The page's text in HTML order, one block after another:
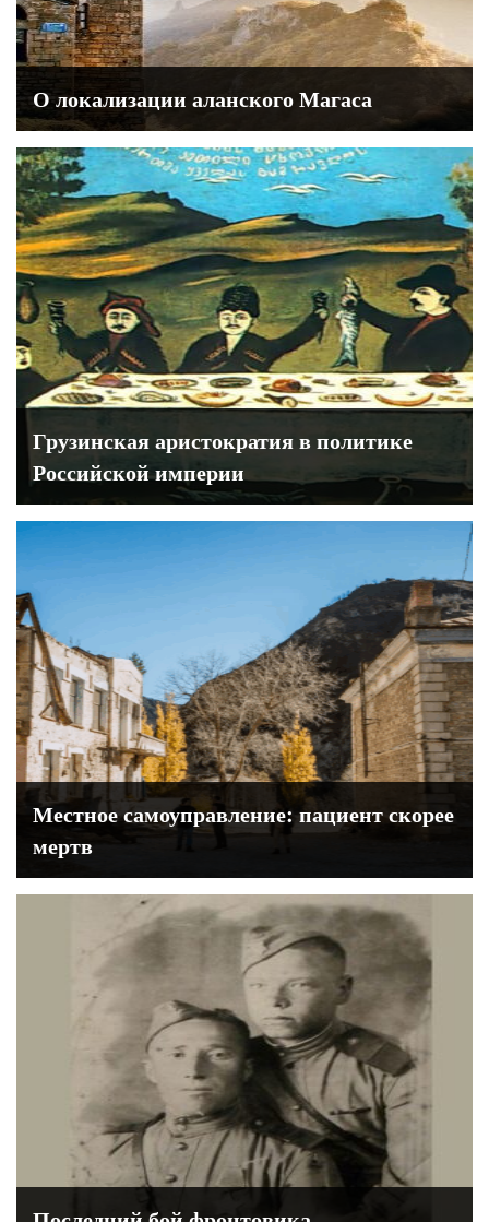
О локализации аланского Магаса
Грузинская аристократия в политике
Российской империи
Местное самоуправление: пациент скорее
мертв